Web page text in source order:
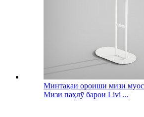
Минтақаи ороиши мизи
Мизи паҳлӯ барои Livi ...